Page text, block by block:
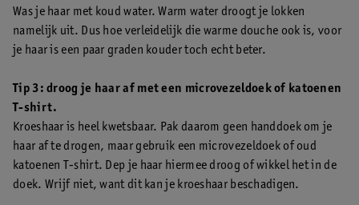
Was je haar met koud water. Warm water droogt je lokken
namelijk uit. Dus hoe verleidelijk die warme douche ook is, voor
je haar is een paar graden kouder toch echt beter.
Tip 3: droog je haar af met een microvezeldoek of katoenen
T-shirt.
Kroeshaar is heel kwetsbaar. Pak daarom geen handdoek om je
haar af te drogen, maar gebruik een microvezeldoek of oud
katoenen T-shirt. Dep je haar hiermee droog of wikkel het in de
doek. Wrijf niet, want dit kan je kroeshaar beschadigen.